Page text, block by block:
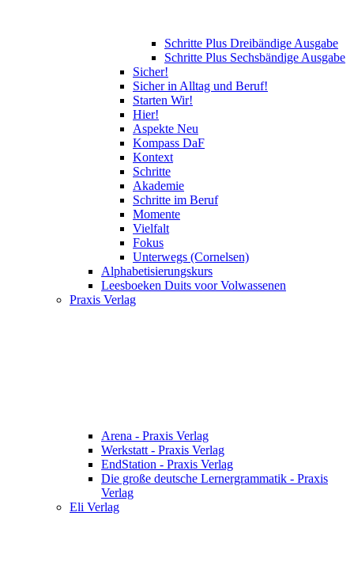
Schritte Plus Dreibändige Ausgabe
Schritte Plus Sechsbändige Ausgabe
Sicher!
Sicher in Alltag und Beruf!
Starten Wir!
Hier!
Aspekte Neu
Kompass DaF
Kontext
Schritte
Akademie
Schritte im Beruf
Momente
Vielfalt
Fokus
Unterwegs (Cornelsen)
Alphabetisierungskurs
Leesboeken Duits voor Volwassenen
Praxis Verlag
Arena - Praxis Verlag
Werkstatt - Praxis Verlag
EndStation - Praxis Verlag
Die große deutsche Lernergrammatik - Praxis
Verlag
Eli Verlag